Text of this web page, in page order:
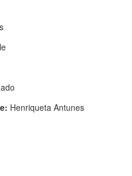
Henriqueta Antunes